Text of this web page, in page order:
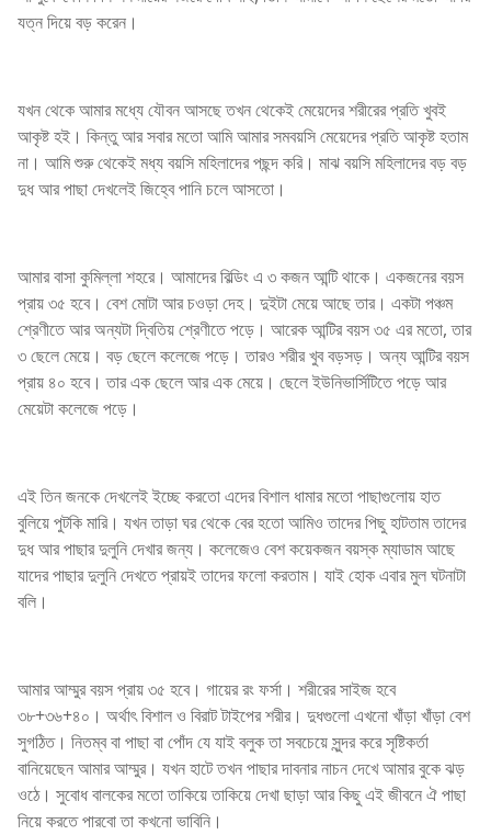
যত্ন দিয়ে বড় করেন।
যখন থেকে আমার মধ্যে যৌবন আসছে তখন থেকেই মেয়েদের শরীরের প্রতি খুবই
আকৃষ্ট হই। কিন্তু আর সবার মতো আমি আমার সমবয়সি মেয়েদের প্রতি আকৃষ্ট হতাম
না। আমি শুরু থেকেই মধ্য বয়সি মহিলাদের পছন্দ করি। মাঝ বয়সি মহিলাদের বড় বড়
দুধ আর পাছা দেখলেই জিহ্বে পানি চলে আসতো।
আমার বাসা কুমিল্লা শহরে। আমাদের বিল্ডিং এ ৩ কজন আন্টি থাকে। একজনের বয়স
প্রায় ৩৫ হবে। বেশ মোটা আর চওড়া দেহ। দুইটা মেয়ে আছে তার। একটা পঞ্চম
শ্রেণীতে আর অন্যটা দ্বিতিয় শ্রেণীতে পড়ে। আরেক আন্টির বয়স ৩৫ এর মতো, তার
৩ ছেলে মেয়ে। বড় ছেলে কলেজে পড়ে। তারও শরীর খুব বড়সড়। অন্য আন্টির বয়স
প্রায় ৪০ হবে। তার এক ছেলে আর এক মেয়ে। ছেলে ইউনিভার্সিটিতে পড়ে আর
মেয়েটা কলেজে পড়ে।
এই তিন জনকে দেখলেই ইচ্ছে করতো এদের বিশাল ধামার মতো পাছাগুলোয় হাত
বুলিয়ে পুটকি মারি। যখন তাড়া ঘর থেকে বের হতো আমিও তাদের পিছু হাটতাম তাদের
দুধ আর পাছার দুলুনি দেখার জন্য। কলেজেও বেশ কয়েকজন বয়স্ক ম্যাডাম আছে
যাদের পাছার দুলুনি দেখতে প্রায়ই তাদের ফলো করতাম। যাই হোক এবার মুল ঘটনাটা
বলি।
আমার আম্মুর বয়স প্রায় ৩৫ হবে। গায়ের রং ফর্সা। শরীরের সাইজ হবে
৩৮+৩৬+৪০। অর্থাৎ বিশাল ও বিরাট টাইপের শরীর। দুধগুলো এখনো খাঁড়া খাঁড়া বেশ
সুগঠিত। নিতম্ব বা পাছা বা পোঁদ যে যাই বলুক তা সবচেয়ে সুন্দর করে সৃষ্টিকর্তা
বানিয়েছেন আমার আম্মুর। যখন হাটে তখন পাছার দাবনার নাচন দেখে আমার বুকে ঝড়
ওঠে। সুবোধ বালকের মতো তাকিয়ে তাকিয়ে দেখা ছাড়া আর কিছু এই জীবনে ঐ পাছা
নিয়ে করতে পারবো তা কখনো ভাবিনি।